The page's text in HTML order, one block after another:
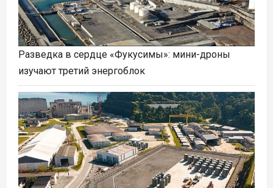
Разведка в сердце «Фукусимы»: мини-дроны
изучают третий энергоблок